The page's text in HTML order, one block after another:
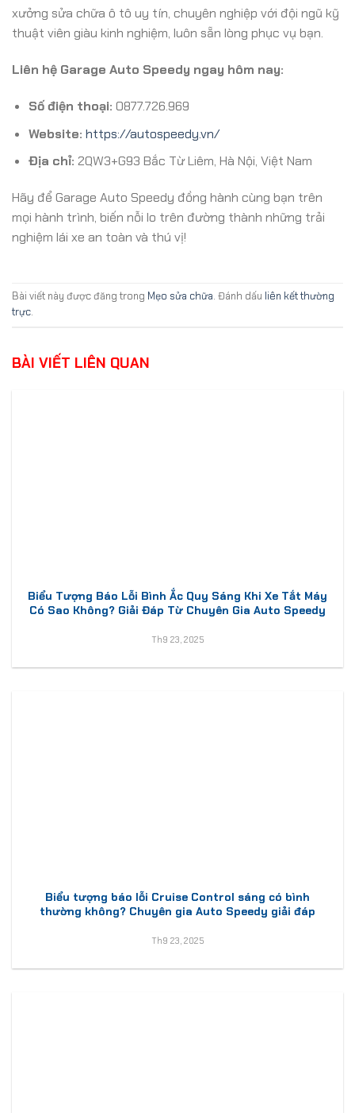
xưởng sửa chữa ô tô uy tín, chuyên nghiệp với đội ngũ kỹ
thuật viên giàu kinh nghiệm, luôn sẵn lòng phục vụ bạn.
Liên hệ Garage Auto Speedy ngay hôm nay:
Số điện thoại: 0877.726.969
Website: https://autospeedy.vn/
Địa chỉ: 2QW3+G93 Bắc Từ Liêm, Hà Nội, Việt Nam
Hãy để Garage Auto Speedy đồng hành cùng bạn trên
mọi hành trình, biến nỗi lo trên đường thành những trải
nghiệm lái xe an toàn và thú vị!
Bài viết này được đăng trong Mẹo sửa chữa. Đánh dấu liên kết thường
trực.
BÀI VIẾT LIÊN QUAN
Biểu Tượng Báo Lỗi Bình Ắc Quy Sáng Khi Xe Tắt Máy
Có Sao Không? Giải Đáp Từ Chuyên Gia Auto Speedy
Th9 23, 2025
Biểu tượng báo lỗi Cruise Control sáng có bình
thường không? Chuyên gia Auto Speedy giải đáp
Th9 23, 2025